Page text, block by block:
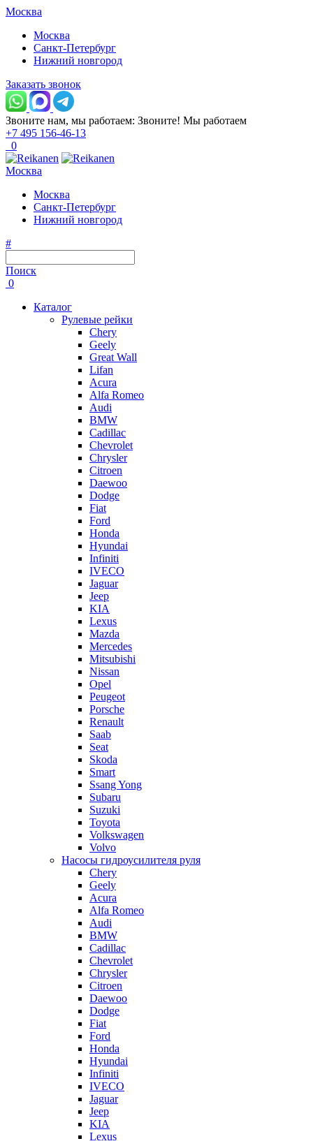
Москва
Москва
Санкт-Петербург
Нижний новгород
Заказать звонок
Звоните нам, мы работаем: Звоните! Мы работаем
+7 495 156-46-13
0
Москва
Москва
Санкт-Петербург
Нижний новгород
#
Поиск
0
Каталог
Рулевые рейки
Chery
Geely
Great Wall
Lifan
Acura
Alfa Romeo
Audi
BMW
Cadillac
Chevrolet
Chrysler
Citroen
Daewoo
Dodge
Fiat
Ford
Honda
Hyundai
Infiniti
IVECO
Jaguar
Jeep
KIA
Lexus
Mazda
Mercedes
Mitsubishi
Nissan
Opel
Peugeot
Porsche
Renault
Saab
Seat
Skoda
Smart
Ssang Yong
Subaru
Suzuki
Toyota
Volkswagen
Volvo
Насосы гидроусилителя руля
Chery
Geely
Acura
Alfa Romeo
Audi
BMW
Cadillac
Chevrolet
Chrysler
Citroen
Daewoo
Dodge
Fiat
Ford
Honda
Hyundai
Infiniti
IVECO
Jaguar
Jeep
KIA
Lexus